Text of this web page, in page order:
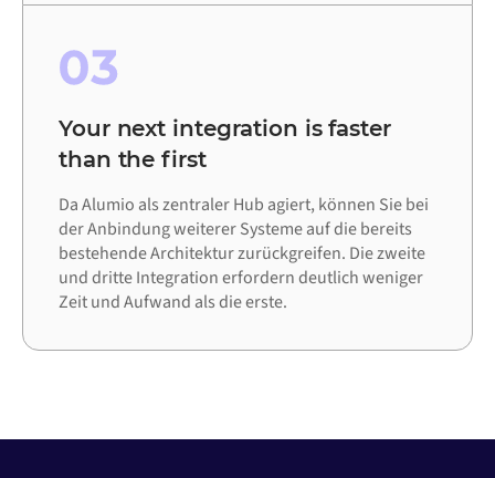
03
Your next integration is faster
than the first
Da Alumio als zentraler Hub agiert, können Sie bei
der Anbindung weiterer Systeme auf die bereits
bestehende Architektur zurückgreifen. Die zweite
und dritte Integration erfordern deutlich weniger
Zeit und Aufwand als die erste.